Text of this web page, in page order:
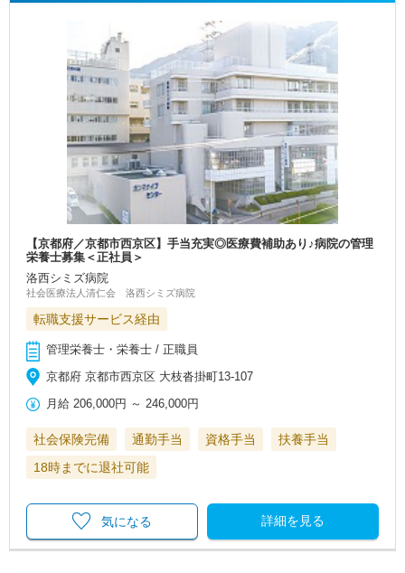
【京都府／京都市西京区】手当充実◎医療費補助あり♪病院の管理
栄養士募集＜正社員＞
洛西シミズ病院
社会医療法人清仁会 洛西シミズ病院
転職支援サービス経由
管理栄養士・栄養士 / 正職員
京都府 京都市西京区 大枝沓掛町13-107
月給 206,000円 ～ 246,000円
社会保険完備 通勤手当 資格手当
扶養手当
18時までに退社可能
詳細を見る
気になる